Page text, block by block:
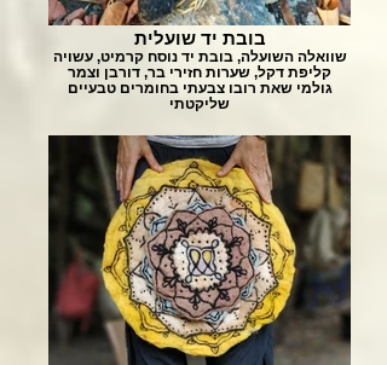
בובת יד שועלית
שוואלה השועלה, בובת יד נוסח קרמיט, עשויה
קליפת דקל, שערות חזירי בר, דורבן וצמר
גולמי שאת רובו צבעתי בחומרים טבעיים
שליקטתי